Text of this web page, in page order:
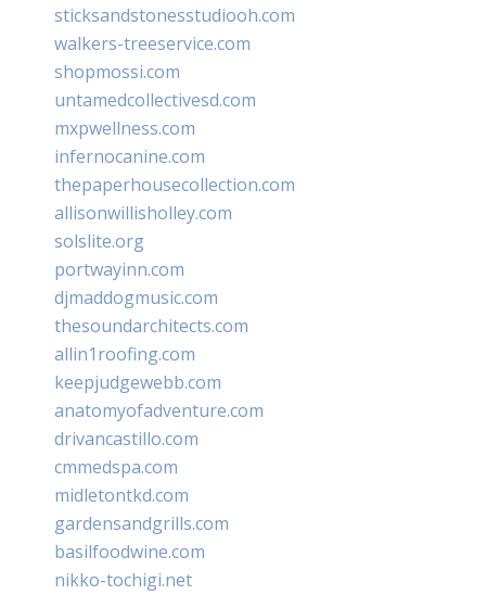
sticksandstonesstudiooh.com
walkers-treeservice.com
shopmossi.com
untamedcollectivesd.com
mxpwellness.com
infernocanine.com
thepaperhousecollection.com
allisonwillisholley.com
solslite.org
portwayinn.com
djmaddogmusic.com
thesoundarchitects.com
allin1roofing.com
keepjudgewebb.com
anatomyofadventure.com
drivancastillo.com
cmmedspa.com
midletontkd.com
gardensandgrills.com
basilfoodwine.com
nikko-tochigi.net